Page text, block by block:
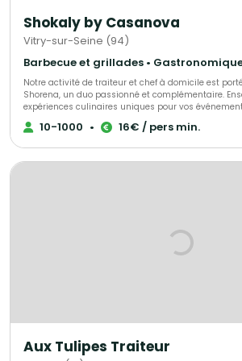
Shokaly by Casanova
Vitry-sur-Seine (94)
Notre activité de traiteur et chef à domicile est
Shorena, un duo passionné et complémentaire.
expériences culinaires uniques pour vos
professionnels. Leur cuisine met à l’honneur des
saison, soigneusement sélectionnés pour garantir
10-1000 • 16€ / pers min.
Aux Tulipes Traiteur